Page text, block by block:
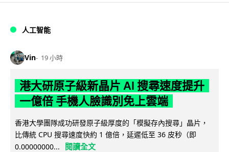
人工智能
Vin 19 小時
港大研原子級新晶片 AI 搜尋速度提升
一億倍 手機人臉識別免上雲端
香港大學團隊成功研發原子級厚度的「模擬存內搜尋」晶片，
比傳統 CPU 搜尋速度快約 1 億倍，延遲低至 36 皮秒（即
0.00000000...
閱讀全文